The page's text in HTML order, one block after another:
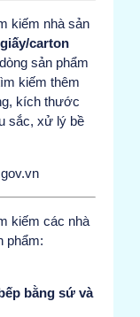
kiếm nhà sản
carton
sản phẩm
kiếm thêm
kích thước
sắc, xử lý bề
kiếm các nhà
phẩm:
bằng sứ và